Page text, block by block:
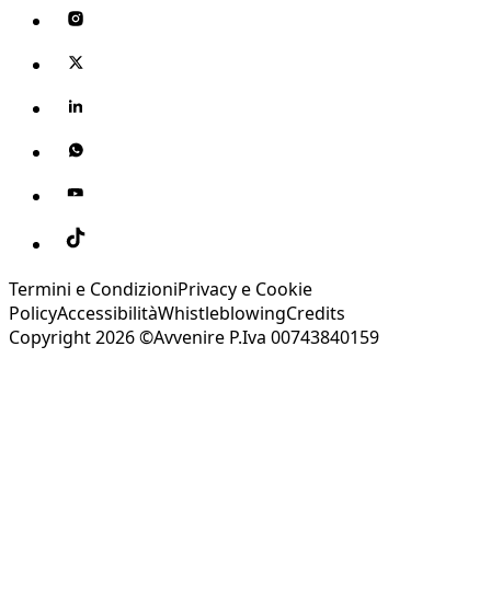
Termini e CondizioniPrivacy e Cookie
PolicyAccessibilitàWhistleblowingCredits
Copyright 2026 ©Avvenire P.Iva 00743840159